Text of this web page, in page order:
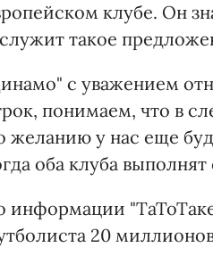
клубе. Он
такое
с уважением
понимаем, что в
желанию у нас еще
оба клуба
информации
20